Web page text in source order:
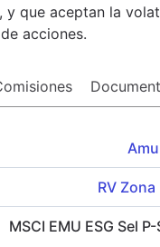
y que aceptan la
acciones.
RV
MSCI EMU ESG Sel